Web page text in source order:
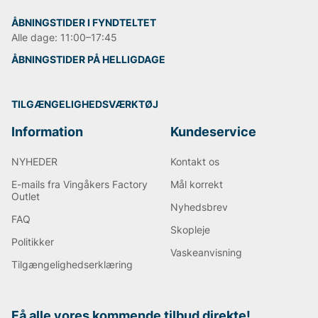
ÅBNINGSTIDER I FYNDTELTET
Alle dage: 11:00–17:45
ÅBNINGSTIDER PÅ HELLIGDAGE
TILGÆNGELIGHEDSVÆRKTØJ
Information
NYHEDER
E-mails fra Vingåkers Factory
Outlet
FAQ
Politikker
Tilgængelighedserklæring
Kundeservice
Kontakt os
Mål korrekt
Nyhedsbrev
Skopleje
Vaskeanvisning